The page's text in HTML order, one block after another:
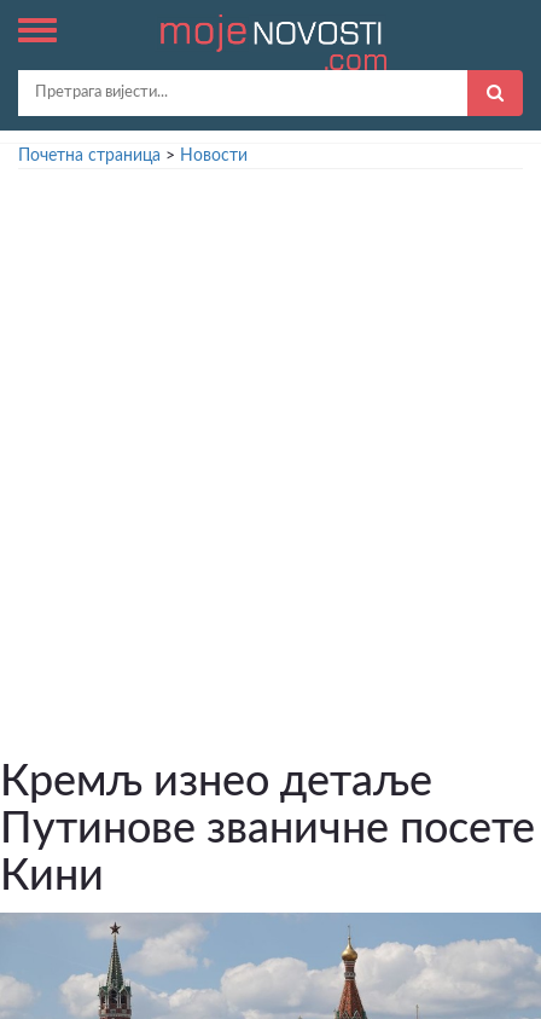
Почетна страница > Новости
Кремљ изнео детаље
Путинове званичне посете
Кини